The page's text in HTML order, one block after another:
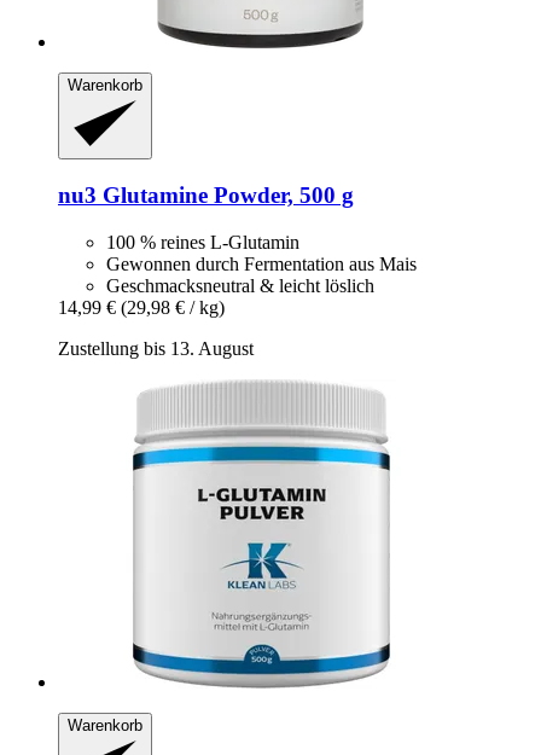
Warenkorb
nu3 Glutamine Powder, 500 g
100 % reines L-Glutamin
Gewonnen durch Fermentation aus Mais
Geschmacksneutral & leicht löslich
14,99 € (29,98 € / kg)
Zustellung bis 13. August
Warenkorb